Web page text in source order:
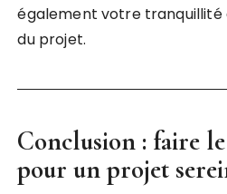
également votre tranquillité
du projet.
Conclusion : faire
pour un projet